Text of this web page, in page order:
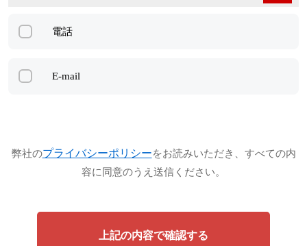
電話
E-mail
弊社のプライバシーポリシーをお読みいただき、すべての内
容に同意のうえ送信ください。